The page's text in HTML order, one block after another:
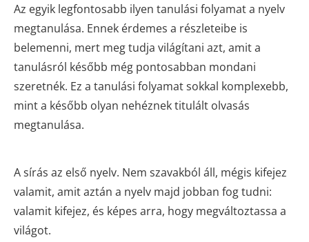
Az egyik legfontosabb ilyen tanulási folyamat a nyelv
megtanulása. Ennek érdemes a részleteibe is
belemenni, mert meg tudja világítani azt, amit a
tanulásról később még pontosabban mondani
szeretnék. Ez a tanulási folyamat sokkal komplexebb,
mint a később olyan nehéznek titulált olvasás
megtanulása.
A sírás az első nyelv. Nem szavakból áll, mégis kifejez
valamit, amit aztán a nyelv majd jobban fog tudni:
valamit kifejez, és képes arra, hogy megváltoztassa a
világot.